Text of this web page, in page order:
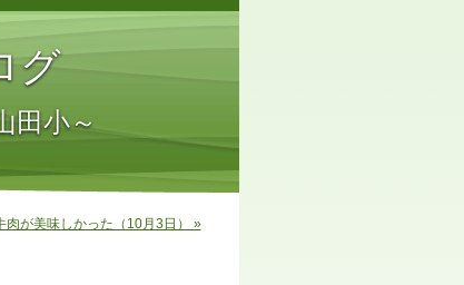
グ
田小～
が美味しかった（10月3日） »